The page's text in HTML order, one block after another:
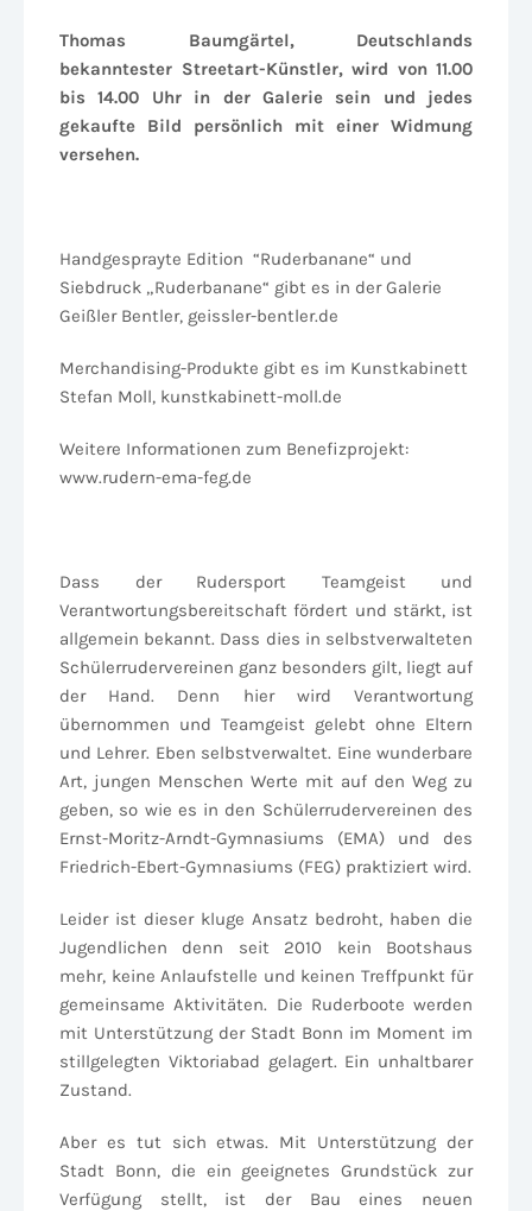
Thomas Baumgärtel, Deutschlands
bekanntester Streetart-Künstler, wird von 11.00
bis 14.00 Uhr in der Galerie sein und jedes
gekaufte Bild persönlich mit einer Widmung
versehen.
Handgesprayte Edition “Ruderbanane“ und
Siebdruck „Ruderbanane“ gibt es in der Galerie
Geißler Bentler, geissler-bentler.de
Merchandising-Produkte gibt es im Kunstkabinett
Stefan Moll, kunstkabinett-moll.de
Weitere Informationen zum Benefizprojekt:
www.rudern-ema-feg.de
Dass der Rudersport Teamgeist und
Verantwortungsbereitschaft fördert und stärkt, ist
allgemein bekannt. Dass dies in selbstverwalteten
Schülerrudervereinen ganz besonders gilt, liegt auf
der Hand. Denn hier wird Verantwortung
übernommen und Teamgeist gelebt ohne Eltern
und Lehrer. Eben selbstverwaltet. Eine wunderbare
Art, jungen Menschen Werte mit auf den Weg zu
geben, so wie es in den Schülerrudervereinen des
Ernst-Moritz-Arndt-Gymnasiums (EMA) und des
Friedrich-Ebert-Gymnasiums (FEG) praktiziert wird.
Leider ist dieser kluge Ansatz bedroht, haben die
Jugendlichen denn seit 2010 kein Bootshaus
mehr, keine Anlaufstelle und keinen Treffpunkt für
gemeinsame Aktivitäten. Die Ruderboote werden
mit Unterstützung der Stadt Bonn im Moment im
stillgelegten Viktoriabad gelagert. Ein unhaltbarer
Zustand.
Aber es tut sich etwas. Mit Unterstützung der
Stadt Bonn, die ein geeignetes Grundstück zur
Verfügung stellt, ist der Bau eines neuen